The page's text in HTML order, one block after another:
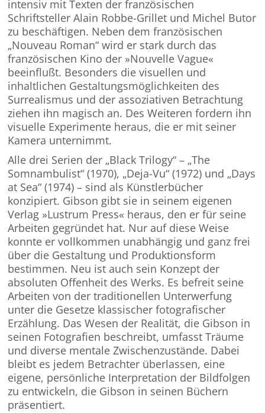
intensiv mit Texten der französischen
Schriftsteller Alain Robbe-Grillet und Michel Butor
zu beschäftigen. Neben dem französischen
„Nouveau Roman“ wird er stark durch das
französischen Kino der »Nouvelle Vague«
beeinflußt. Besonders die visuellen und
inhaltlichen Gestaltungsmöglichkeiten des
Surrealismus und der assoziativen Betrachtung
ziehen ihn magisch an. Des Weiteren fordern ihn
visuelle Experimente heraus, die er mit seiner
Kamera unternimmt.
Alle drei Serien der „Black Trilogy“ – „The
Somnambulist“ (1970), „Deja-Vu“ (1972) und „Days
at Sea“ (1974) – sind als Künstlerbücher
konzipiert. Gibson gibt sie in seinem eigenen
Verlag »Lustrum Press« heraus, den er für seine
Arbeiten gegründet hat. Nur auf diese Weise
konnte er vollkommen unabhängig und ganz frei
über die Gestaltung und Produktionsform
bestimmen. Neu ist auch sein Konzept der
absoluten Offenheit des Werks. Es befreit seine
Arbeiten von der traditionellen Unterwerfung
unter die Gesetze klassischer fotografischer
Erzählung. Das Wesen der Realität, die Gibson in
seinen Fotografien beschreibt, umfasst Träume
und diverse mentale Zwischenzustände. Dabei
bleibt es jedem Betrachter überlassen, eine
eigene, persönliche Interpretation der Bildfolgen
zu entwickeln, die Gibson in seinen Büchern
präsentiert.